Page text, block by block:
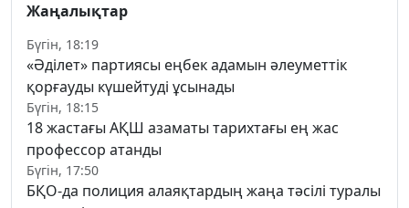
Жаңалықтар
Бүгін, 18:19
«Әділет» партиясы еңбек адамын әлеуметтік
қорғауды күшейтуді ұсынады
Бүгін, 18:15
18 жастағы АҚШ азаматы тарихтағы ең жас
профессор атанды
Бүгін, 17:50
БҚО-да полиция алаяқтардың жаңа тәсілі туралы